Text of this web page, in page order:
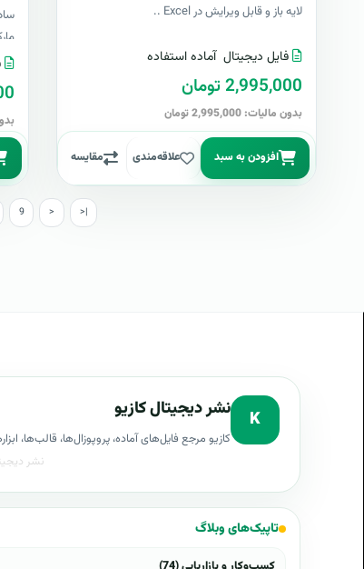
لایه باز و قابل ویرایش در Excel ..
فایل دیجیتال آماده استفاده
2,995,000 تومان
بدون مالیات: 2,995,000 تومان
افزودن به سبد علاقه‌مندی مقایسه
بدون
9 > >|
K نشر دیجیتال کازیو
کازیو مرجع فایل‌های آماده، پروپوزال‌ها، قالب‌ها،
تاپیک‌های وبلاگ